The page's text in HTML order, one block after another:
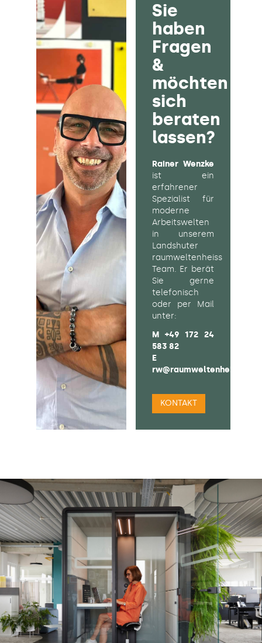
Sie
haben
Fragen
&
möchten
sich
beraten
lassen?
Rainer Wenzke
ist ein
erfahrener
Spezialist für
moderne
Arbeitswelten
in unserem
Landshuter
raumweltenheiss
Team. Er berät
Sie gerne
telefonisch
oder per Mail
unter:
M +49 172 24
583 82
E
rw@raumweltenheiss.de
KONTAKT